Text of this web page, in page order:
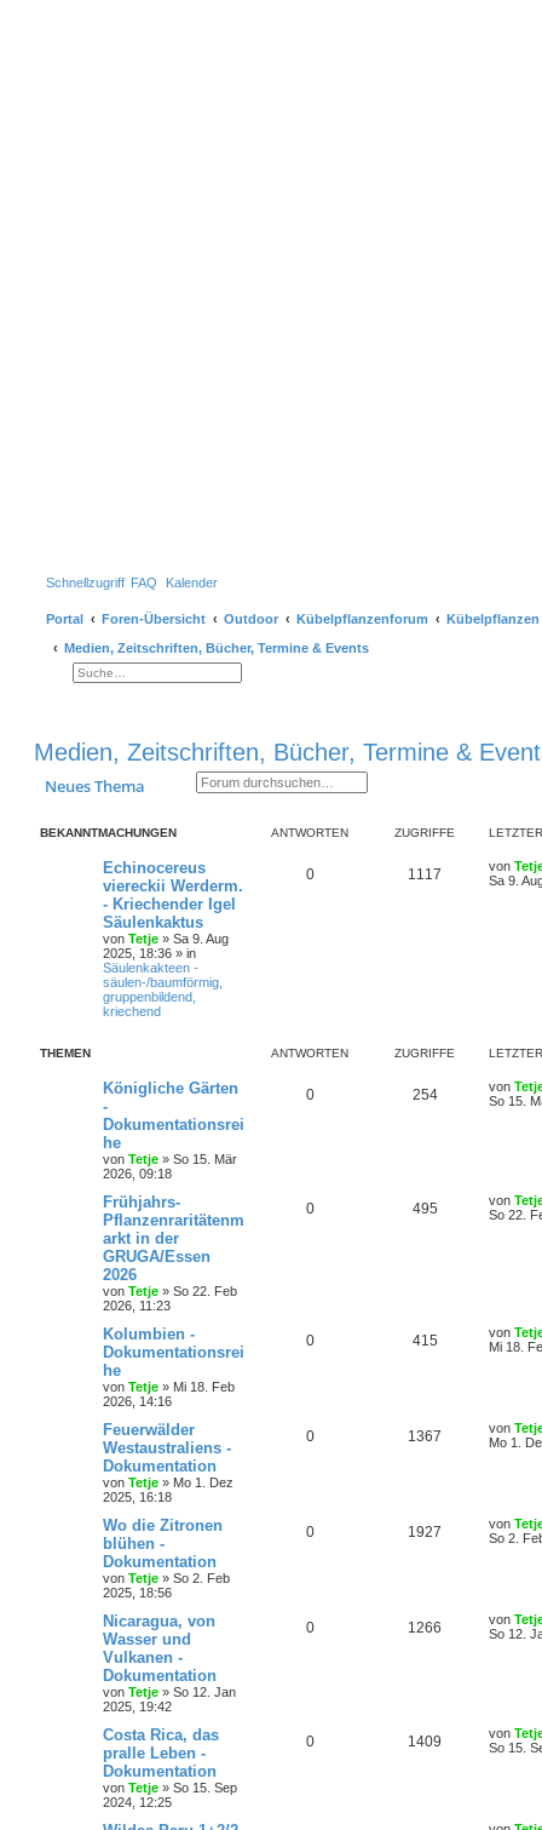
Schnellzugriff FAQ Kalender
Portal Foren-Übersicht Outdoor Kübelpflanzenforum
Kübelpflanzen
Medien, Zeitschriften, Bücher, Termine & Events
Suche
Erweiterte Suche
Medien, Zeitschriften, Bücher, Termine &
Neues Thema Suche
Erweiterte Suche
BEKANNTMACHUNGEN ANTWORTEN ZUGRIFFE
Echinocereus
viereckii Werderm.
- Kriechender Igel
Säulenkaktus
von Tetje » Sa 9. Aug
2025, 18:36 » in
Säulenkakteen -
säulen-/baumförmig,
gruppenbildend,
kriechend
0 1117 von
Sa 9.
THEMEN ANTWORTEN ZUGRIFFE
Königliche Gärten
-
Dokumentationsrei
he
von Tetje » So 15. Mär
2026, 09:18
0 254 von
So 15.
Frühjahrs-
Pflanzenraritätenm
arkt in der
GRUGA/Essen
2026
von Tetje » So 22. Feb
2026, 11:23
0 495 von
So 22.
Kolumbien -
Dokumentationsrei
he
von Tetje » Mi 18. Feb
2026, 14:16
0 415 von
Mi 18.
Feuerwälder
Westaustraliens -
Dokumentation
von Tetje » Mo 1. Dez
2025, 16:18
0 1367 von
Mo 1.
Wo die Zitronen
blühen -
Dokumentation
von Tetje » So 2. Feb
2025, 18:56
0 1927 von
So 2.
Nicaragua, von
Wasser und
Vulkanen -
Dokumentation
von Tetje » So 12. Jan
2025, 19:42
0 1266 von
So 12.
Costa Rica, das
pralle Leben -
Dokumentation
von Tetje » So 15. Sep
2024, 12:25
0 1409 von
So 15.